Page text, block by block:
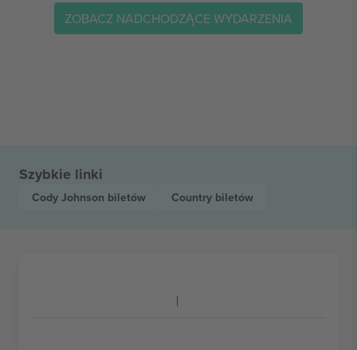
ZOBACZ NADCHODZĄCE WYDARZENIA
Szybkie linki
Cody Johnson biletów Country biletów